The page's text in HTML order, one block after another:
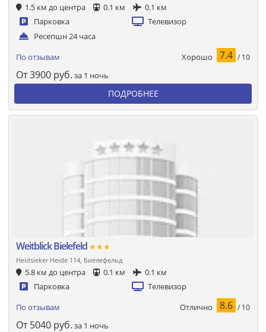
1.5 км до центра 0.1 км
0.1 км
Парковка
Телевизор
Ресепшн 24 часа
По отзывам Хорошо 7.4 / 10
От3900 руб. за 1 ночь
ПОДРОБНЕЕ
Weitblick Bielefeld ★★★
Heidsieker Heide 114, Биелефельд
5.8 км до центра 0.1 км
0.1 км
Парковка
Телевизор
По отзывам Отлично 8.6 / 10
От 5040 руб. за 1 ночь